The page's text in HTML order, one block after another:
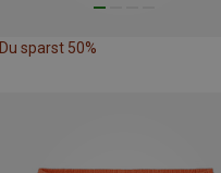
Du sparst 50%